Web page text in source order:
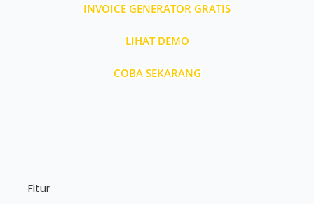
INVOICE GENERATOR GRATIS
LIHAT DEMO
COBA SEKARANG
Fitur